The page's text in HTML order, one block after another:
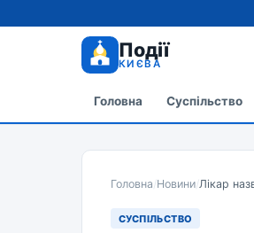
Події
КИЄВА
Головна Суспільство
Головна/Новини/Лікар
СУСПІЛЬСТВО